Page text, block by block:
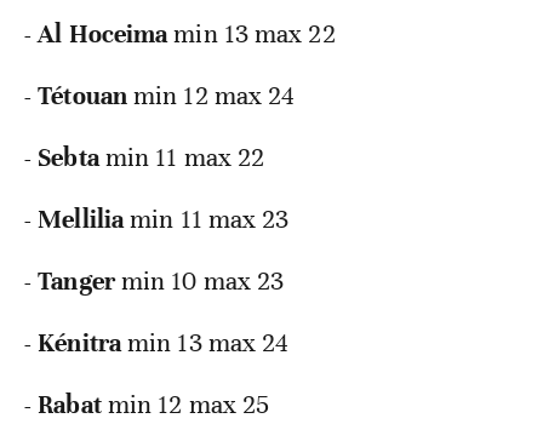
- Al Hoceimamin 13 max 22
- Tétouanmin 12 max 24
- Sebtamin 11 max 22
- Melliliamin 11 max 23
- Tangermin 10 max 23
- Kénitramin 13 max 24
- Rabatmin 12 max 25